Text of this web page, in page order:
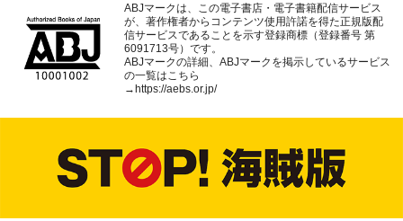
ABJマークは、この電子書店・電子書籍配信サービス
が、著作権者からコンテンツ使用許諾を得た正規版配
信サービスであることを示す登録商標（登録番号 第
6091713号）です。
ABJマークの詳細、ABJマークを掲示しているサービス
の一覧はこちら
→https://aebs.or.jp/